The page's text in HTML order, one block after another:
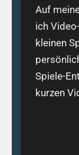
Auf
ich
kleinen
Spiele-
kurzen